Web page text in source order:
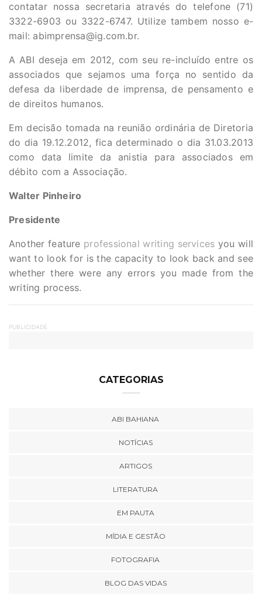
contatar nossa secretaria através do telefone (71)
3322-6903 ou 3322-6747. Utilize tambem nosso e-
mail: abimprensa@ig.com.br.
A ABI deseja em 2012, com seu re-incluído entre os
associados que sejamos uma força no sentido da
defesa da liberdade de imprensa, de pensamento e
de direitos humanos.
Em decisão tomada na reunião ordinária de Diretoria
do dia 19.12.2012, fica determinado o dia 31.03.2013
como data limite da anistia para associados em
débito com a Associação.
Walter Pinheiro
Presidente
Another feature professional writing services you will
want to look for is the capacity to look back and see
whether there were any errors you made from the
writing process.
PUBLICIDADE
CATEGORIAS
ABI BAHIANA
NOTÍCIAS
ARTIGOS
LITERATURA
EM PAUTA
MÍDIA E GESTÃO
FOTOGRAFIA
BLOG DAS VIDAS